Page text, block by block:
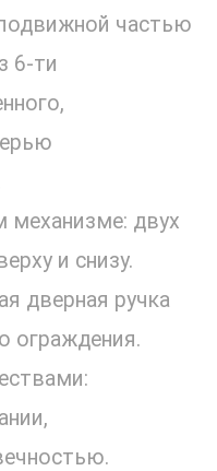
частью
6-ти
механизме: двух
и снизу.
дверная ручка
ограждения.